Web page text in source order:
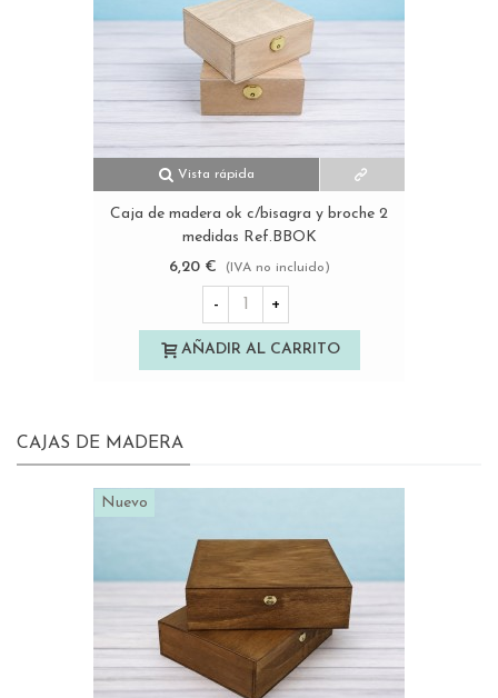
Vista rápida
Caja de madera ok c/bisagra y broche 2
medidas Ref.BBOK
6,20 €
(IVA no incluido)
- +
AÑADIR AL CARRITO
CAJAS DE MADERA
Nuevo